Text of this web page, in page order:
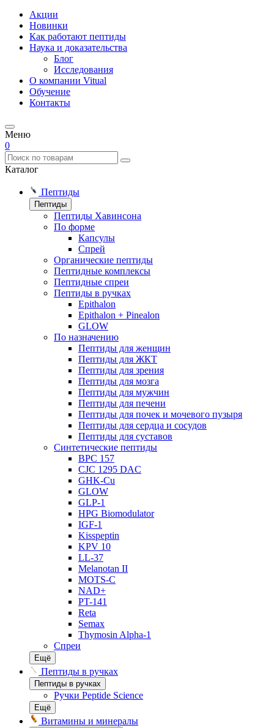
Акции
Новинки
Как работают пептиды
Наука и доказательства
Блог
Исследования
О компании Vitual
Обучение
Контакты
Меню
0
Каталог
Пептиды
Пептиды
Пептиды Хавинсона
По форме
Капсулы
Спрей
Органические пептиды
Пептидные комплексы
Пептидные спреи
Пептиды в ручках
Epithalon
Epithalon + Pinealon
GLOW
По назначению
Пептиды для женщин
Пептиды для ЖКТ
Пептиды для зрения
Пептиды для мозга
Пептиды для мужчин
Пептиды для печени
Пептиды для почек и мочевого пузыря
Пептиды для сердца и сосудов
Пептиды для суставов
Синтетические пептиды
BPC 157
CJC 1295 DAC
GHK-Cu
GLOW
GLP-1
HPG Biomodulator
IGF-1
Kisspeptin
KPV 10
LL-37
Melanotan II
MOTS-C
NAD+
PT-141
Reta
Semax
Thymosin Alpha-1
Спреи
Ещё
Пептиды в ручках
Пептиды в ручках
Ручки Peptide Science
Ещё
Витамины и минералы